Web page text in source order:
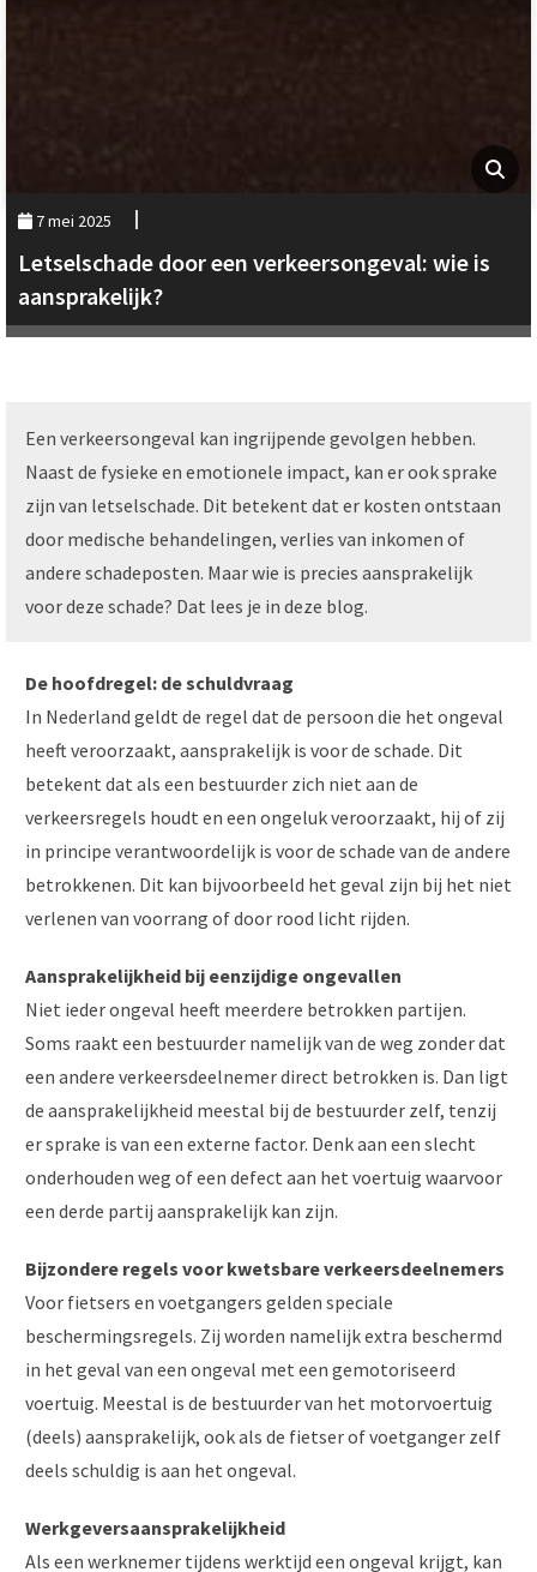
7 mei 2025
Letselschade door een verkeersongeval: wie is
aansprakelijk?
Een verkeersongeval kan ingrijpende gevolgen hebben.
Naast de fysieke en emotionele impact, kan er ook sprake
zijn van letselschade. Dit betekent dat er kosten ontstaan
door medische behandelingen, verlies van inkomen of
andere schadeposten. Maar wie is precies aansprakelijk
voor deze schade? Dat lees je in deze blog.
De hoofdregel: de schuldvraag
In Nederland geldt de regel dat de persoon die het ongeval
heeft veroorzaakt, aansprakelijk is voor de schade. Dit
betekent dat als een bestuurder zich niet aan de
verkeersregels houdt en een ongeluk veroorzaakt, hij of zij
in principe verantwoordelijk is voor de schade van de andere
betrokkenen. Dit kan bijvoorbeeld het geval zijn bij het niet
verlenen van voorrang of door rood licht rijden.
Aansprakelijkheid bij eenzijdige ongevallen
Niet ieder ongeval heeft meerdere betrokken partijen.
Soms raakt een bestuurder namelijk van de weg zonder dat
een andere verkeersdeelnemer direct betrokken is. Dan ligt
de aansprakelijkheid meestal bij de bestuurder zelf, tenzij
er sprake is van een externe factor. Denk aan een slecht
onderhouden weg of een defect aan het voertuig waarvoor
een derde partij aansprakelijk kan zijn.
Bijzondere regels voor kwetsbare verkeersdeelnemers
Voor fietsers en voetgangers gelden speciale
beschermingsregels. Zij worden namelijk extra beschermd
in het geval van een ongeval met een gemotoriseerd
voertuig. Meestal is de bestuurder van het motorvoertuig
(deels) aansprakelijk, ook als de fietser of voetganger zelf
deels schuldig is aan het ongeval.
Werkgeversaansprakelijkheid
Als een werknemer tijdens werktijd een ongeval krijgt, kan